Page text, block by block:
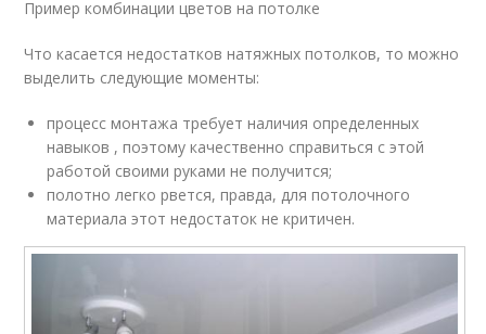
Пример комбинации цветов на потолке
Что касается недостатков натяжных потолков, то можно
выделить следующие моменты:
процесс монтажа требует наличия определенных
навыков , поэтому качественно справиться с этой
работой своими руками не получится;
полотно легко рвется, правда, для потолочного
материала этот недостаток не критичен.